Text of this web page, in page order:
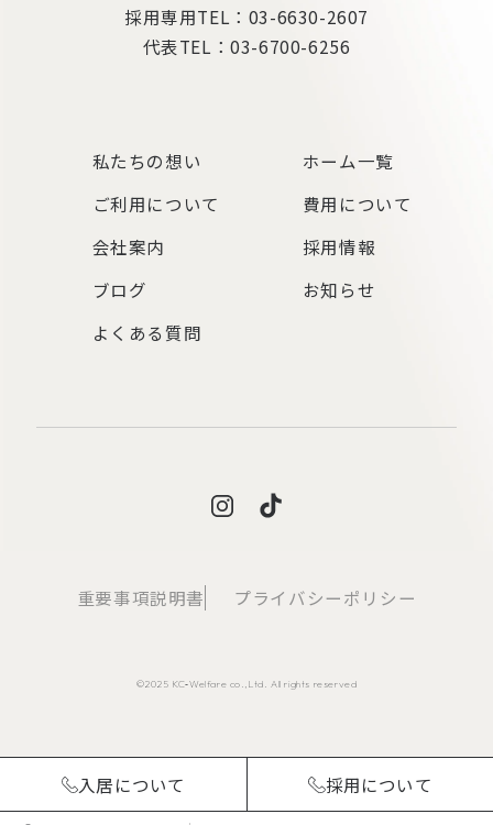
入居について 採用について
採用専用TEL： 03-6630-2607
代表TEL：03-6700-6256
私たちの想い
ホーム一覧
ご利用について
費用について
会社案内
採用情報
ブログ
お知らせ
よくある質問
重要事項説明書 プライバシーポリシー
©2025 KC‐Welfare co.,Ltd. All rights reserved